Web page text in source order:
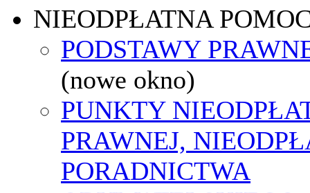
NIEODPŁATNA
PODSTAWY
(nowe okno)
PUNKTY
PRAWNEJ,
PORADNICTWA